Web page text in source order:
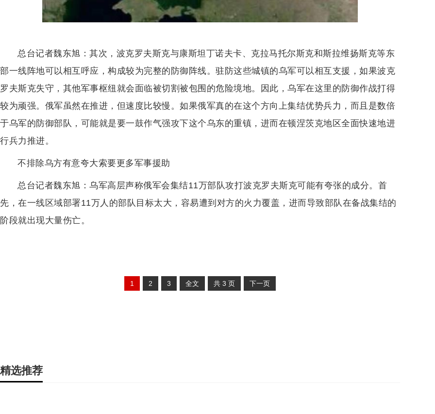
总台记者魏东旭：其次，波克罗夫斯克与康斯坦丁诺夫卡、克拉马托尔斯克和斯拉维扬斯克等东
部一线阵地可以相互呼应，构成较为完整的防御阵线。驻防这些城镇的乌军可以相互支援，如果波克
罗夫斯克失守，其他军事枢纽就会面临被切割被包围的危险境地。因此，乌军在这里的防御作战打得
较为顽强。俄军虽然在推进，但速度比较慢。如果俄军真的在这个方向上集结优势兵力，而且是数倍
于乌军的防御部队，可能就是要一鼓作气强攻下这个乌东的重镇，进而在顿涅茨克地区全面快速地进
行兵力推进。
不排除乌方有意夸大索要更多军事援助
总台记者魏东旭：乌军高层声称俄军会集结11万部队攻打波克罗夫斯克可能有夸张的成分。首
先，在一线区域部署11万人的部队目标太大，容易遭到对方的火力覆盖，进而导致部队在备战集结的
阶段就出现大量伤亡。
1 2 3 全文 共 3 页 下一页
精选推荐